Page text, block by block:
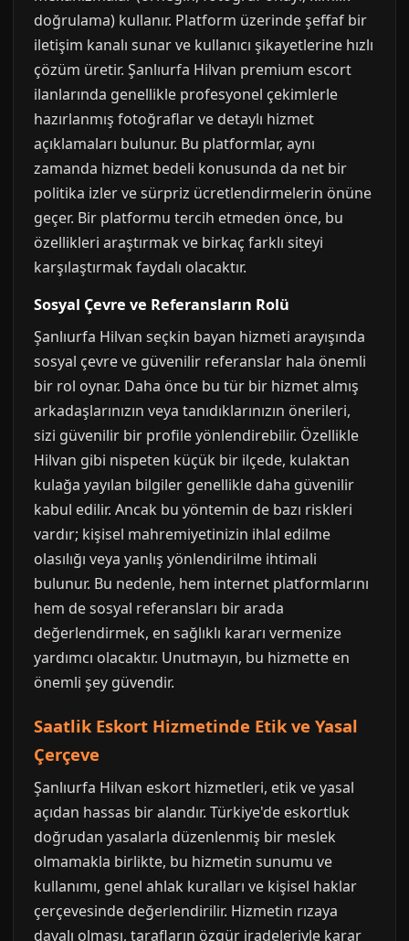
doğrulama) kullanır. Platform üzerinde şeffaf bir
iletişim kanalı sunar ve kullanıcı şikayetlerine hızlı
çözüm üretir. Şanlıurfa Hilvan premium escort
ilanlarında genellikle profesyonel çekimlerle
hazırlanmış fotoğraflar ve detaylı hizmet
açıklamaları bulunur. Bu platformlar, aynı
zamanda hizmet bedeli konusunda da net bir
politika izler ve sürpriz ücretlendirmelerin önüne
geçer. Bir platformu tercih etmeden önce, bu
özellikleri araştırmak ve birkaç farklı siteyi
karşılaştırmak faydalı olacaktır.
Sosyal Çevre ve Referansların Rolü
Şanlıurfa Hilvan seçkin bayan hizmeti arayışında
sosyal çevre ve güvenilir referanslar hala önemli
bir rol oynar. Daha önce bu tür bir hizmet almış
arkadaşlarınızın veya tanıdıklarınızın önerileri,
sizi güvenilir bir profile yönlendirebilir. Özellikle
Hilvan gibi nispeten küçük bir ilçede, kulaktan
kulağa yayılan bilgiler genellikle daha güvenilir
kabul edilir. Ancak bu yöntemin de bazı riskleri
vardır; kişisel mahremiyetinizin ihlal edilme
olasılığı veya yanlış yönlendirilme ihtimali
bulunur. Bu nedenle, hem internet platformlarını
hem de sosyal referansları bir arada
değerlendirmek, en sağlıklı kararı vermenize
yardımcı olacaktır. Unutmayın, bu hizmette en
önemli şey güvendir.
Saatlik Eskort Hizmetinde Etik ve Yasal
Çerçeve
Şanlıurfa Hilvan eskort hizmetleri, etik ve yasal
açıdan hassas bir alandır. Türkiye'de eskortluk
doğrudan yasalarla düzenlenmiş bir meslek
olmamakla birlikte, bu hizmetin sunumu ve
kullanımı, genel ahlak kuralları ve kişisel haklar
çerçevesinde değerlendirilir. Hizmetin rızaya
dayalı olması, tarafların özgür iradeleriyle karar